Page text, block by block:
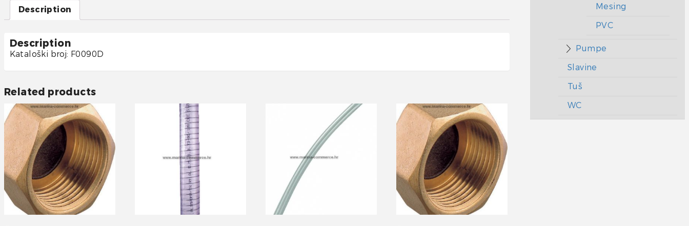
Description
Description
Kataloški broj: F0090D
Related products
Mesing
PVC
Pumpe
Slavine
Tuš
WC